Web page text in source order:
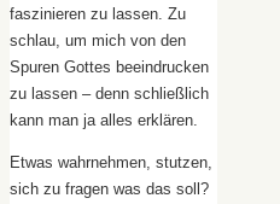
faszinieren zu lassen. Zu
schlau, um mich von den
Spuren Gottes beeindrucken
zu lassen – denn schließlich
kann man ja alles erklären.
Etwas wahrnehmen, stutzen,
sich zu fragen was das soll?